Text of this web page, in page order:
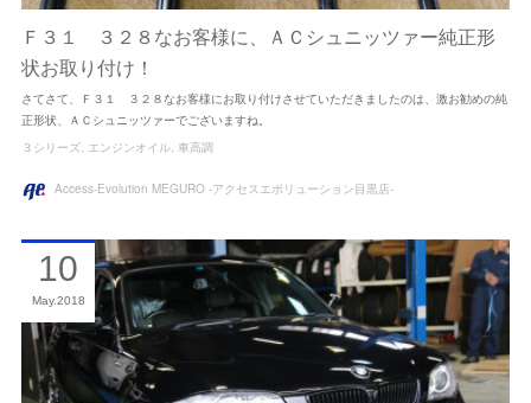
Ｆ３１ ３２８なお客様に、ＡＣシュニッツァー純正形
状お取り付け！
さてさて、Ｆ３１ ３２８なお客様にお取り付けさせていただきましたのは、激お勧めの純
正形状、ＡＣシュニッツァーでございますね。
３シリーズ エンジンオイル 車高調
Access-Evolution MEGURO -アクセスエボリューション目黒店-
10
May 2018